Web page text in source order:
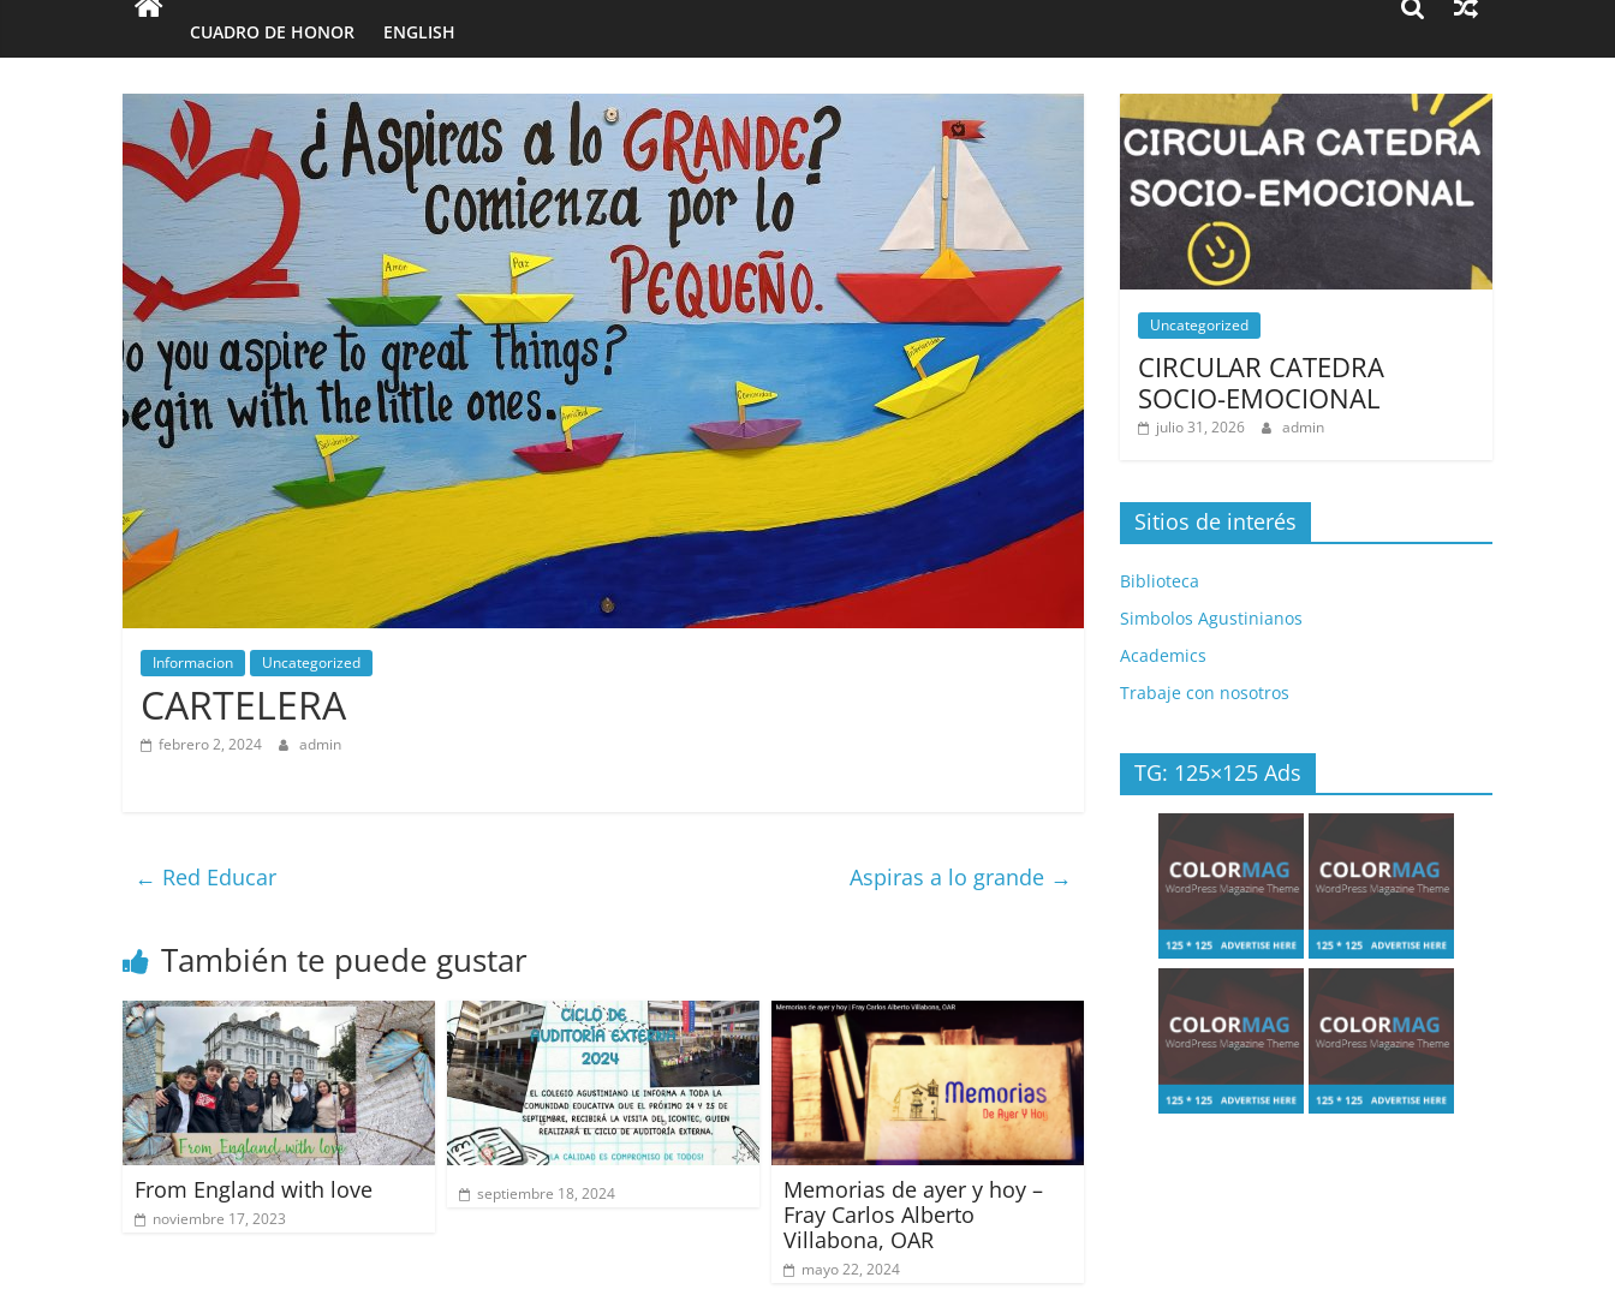
CUADRO DE HONOR ENGLISH
Informacion Uncategorized
CARTELERA
febrero 2, 2024 admin
← Red Educar Aspiras a lo grande →
También te puede gustar
From England with love
noviembre 17, 2023
septiembre 18, 2024
Memorias de ayer y hoy –
Fray Carlos Alberto
Villabona, OAR
mayo 22, 2024
Uncategorized
CIRCULAR CATEDRA
SOCIO-EMOCIONAL
julio 31, 2026 admin
Sitios de interés
Biblioteca
Simbolos Agustinianos
Academics
Trabaje con nosotros
TG: 125×125 Ads